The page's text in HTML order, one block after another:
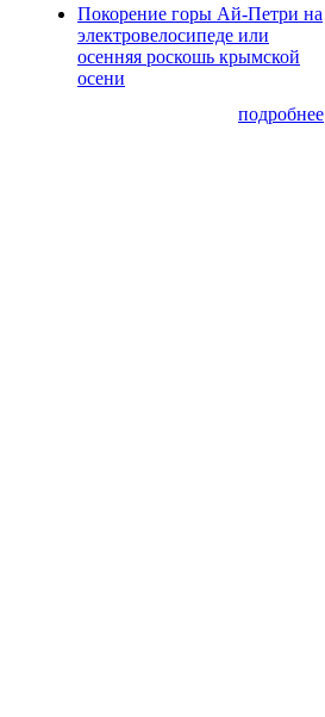
Покорение горы Ай-Петри на
электровелосипеде или
осенняя роскошь крымской
осени
подробнее